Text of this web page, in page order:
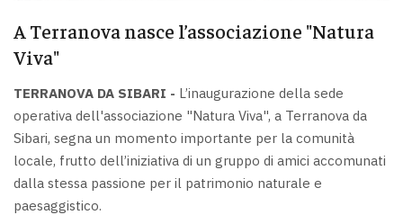
A Terranova nasce l’associazione "Natura
Viva"
TERRANOVA DA SIBARI - L’inaugurazione della sede
operativa dell'associazione "Natura Viva", a Terranova da
Sibari, segna un momento importante per la comunità
locale, frutto dell’iniziativa di un gruppo di amici accomunati
dalla stessa passione per il patrimonio naturale e
paesaggistico.